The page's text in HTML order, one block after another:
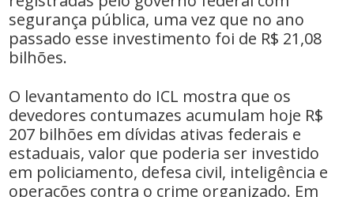
segurança pública, uma vez que no ano
passado esse investimento foi de R$ 21,08
bilhões.
O levantamento do ICL mostra que os
devedores contumazes acumulam hoje R$
207 bilhões em dívidas ativas federais e
estaduais, valor que poderia ser investido
em policiamento, defesa civil, inteligência e
operações contra o crime organizado. Em